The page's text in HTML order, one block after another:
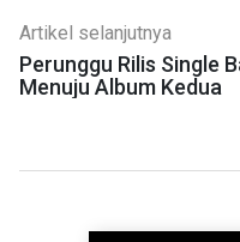
Artikel selanjutnya
Perunggu Rilis Single
Menuju Album Kedua